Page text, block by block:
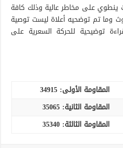
ينطوي على مخاطر عالية وذلك كافة
وما تم توضحيه أعلاة ليست توصية
توضيحية للحركة السعرية على
المقاومة الأولى: 34915
المقاومة الثانية: 35065
المقاومة الثالثة: 35340